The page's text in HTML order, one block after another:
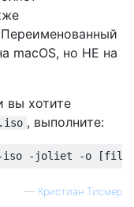
macOS, но НЕ на
вы хотите
.iso , выполните:
— Кристиан Тисмер